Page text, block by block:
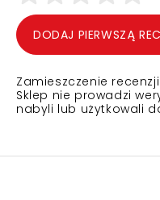
DODAJ PIERWSZĄ
Zamieszczenie
Sklep nie prowadzi
nabyli lub użytkowali